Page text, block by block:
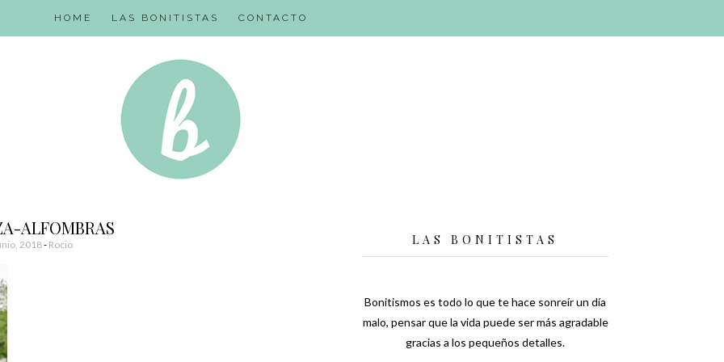
HOME LAS BONITISTAS CONTACTO
ALFOMBRAS
2018- Rocio LAS BONITISTAS
Bonitismos es todo lo que te hace sonreír un día
malo, pensar que la vida puede ser más agradable
gracias a los pequeños detalles.